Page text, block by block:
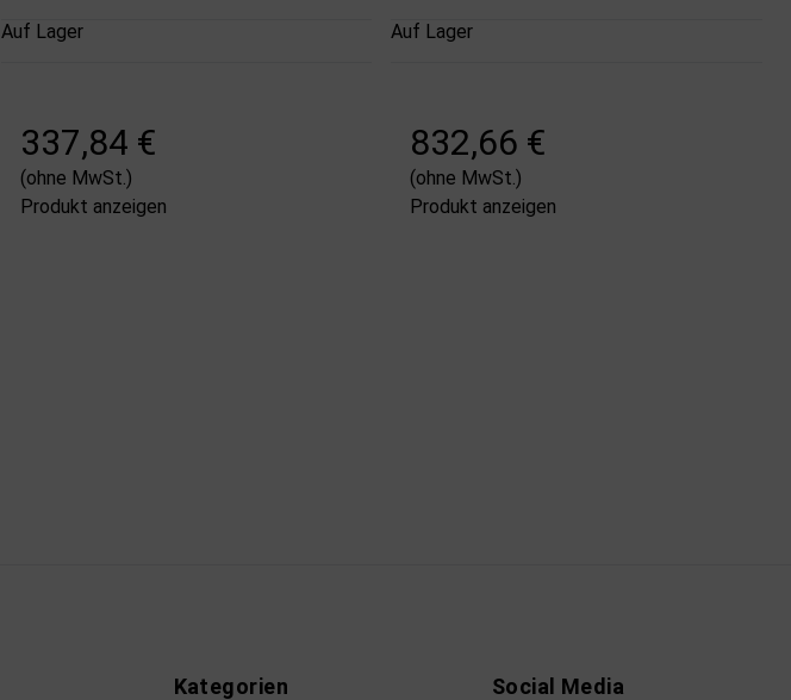
Auf Lager
337,84 €
(ohne MwSt.)
Produkt anzeigen
Auf Lager
832,66 €
(ohne MwSt.)
Produkt anzeigen
Kategorien Social Media